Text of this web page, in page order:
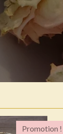
Promotion !